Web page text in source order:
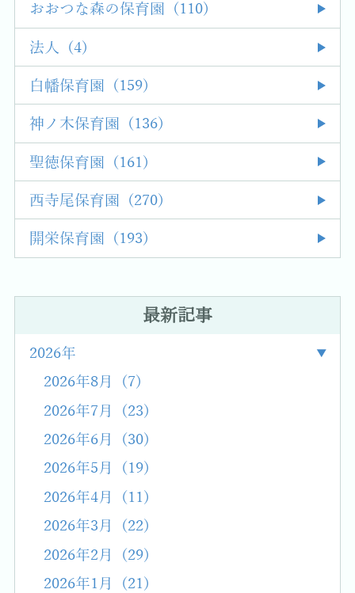
おおつな森の保育園 (110)
法人 (4)
白幡保育園 (159)
神ノ木保育園 (136)
聖徳保育園 (161)
西寺尾保育園 (270)
開栄保育園 (193)
最新記事
2026年
2026年8月 (7)
2026年7月 (23)
2026年6月 (30)
2026年5月 (19)
2026年4月 (11)
2026年3月 (22)
2026年2月 (29)
2026年1月 (21)